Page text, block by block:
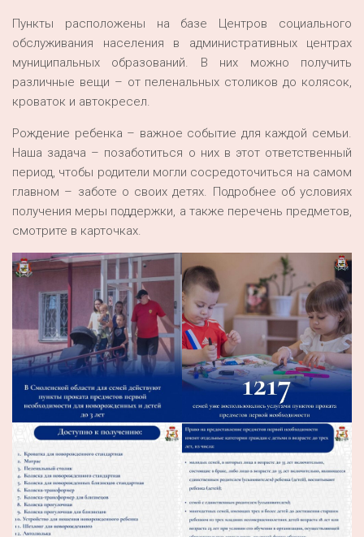
Пункты расположены на базе Центров социального
обслуживания населения в административных центрах
муниципальных образований. В них можно получить
различные вещи – от пеленальных столиков до колясок,
кроваток и автокресел.
Рождение ребенка – важное событие для каждой семьи.
Наша задача – позаботиться о них в этот ответственный
период, чтобы родители могли сосредоточиться на самом
главном – заботе о своих детях. Подробнее об условиях
получения меры поддержки, а также перечень предметов,
смотрите в карточках.